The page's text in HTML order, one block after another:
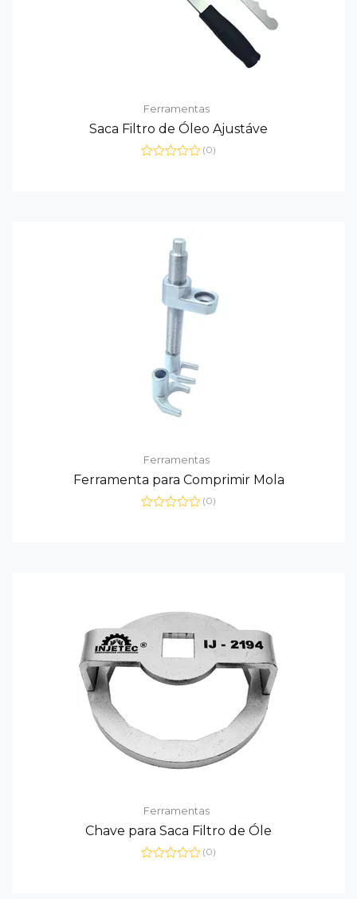
Ferramentas
Saca Filtro de Óleo Ajustáve
(0)
Ferramentas
Ferramenta para Comprimir Mola
(0)
Ferramentas
Chave para Saca Filtro de Óle
(0)